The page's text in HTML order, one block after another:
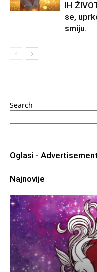
IH
se,
smiju.
Search
Oglasi -
Najnovije